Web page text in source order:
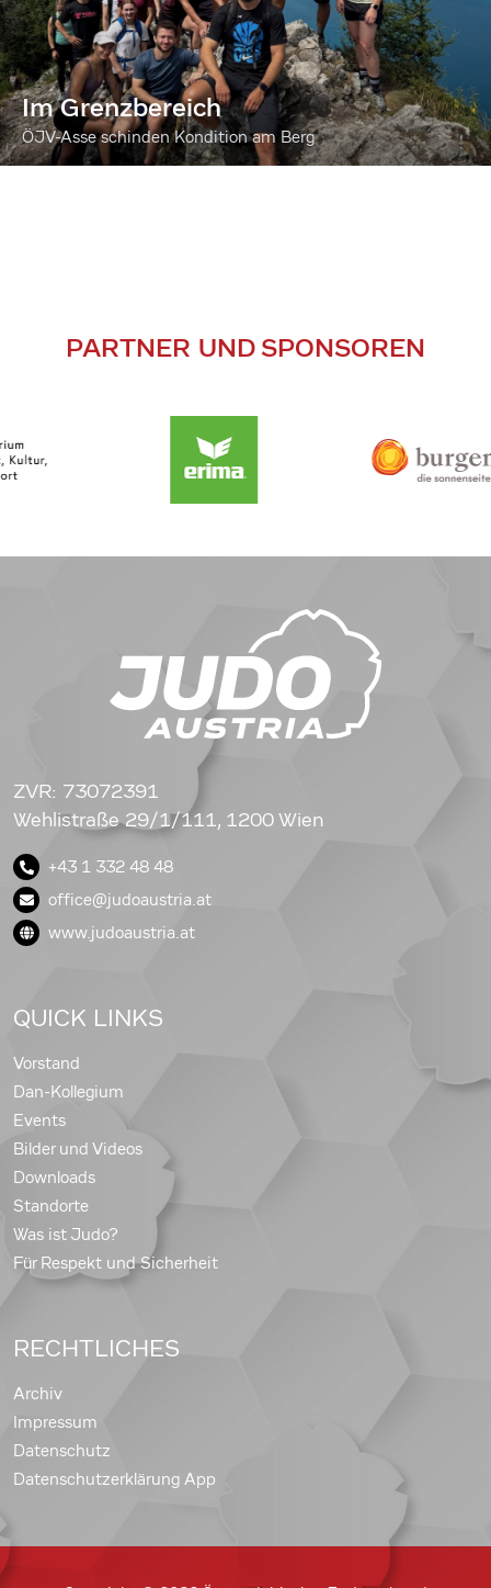
Im Grenzbereich
ÖJV-Asse schinden Kondition am Berg
PARTNER UND SPONSOREN
ZVR: 73072391
Wehlistraße 29/1/111, 1200 Wien
+43 1 332 48 48
office@judoaustria.at
www.judoaustria.at
QUICK LINKS
Vorstand
Dan-Kollegium
Events
Bilder und Videos
Downloads
Standorte
Was ist Judo?
Für Respekt und Sicherheit
RECHTLICHES
Archiv
Impressum
Datenschutz
Datenschutzerklärung App